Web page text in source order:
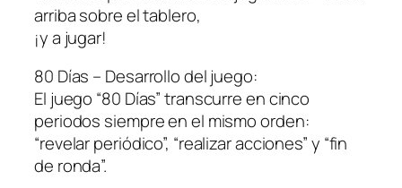
arriba sobre el tablero,
¡y a jugar!
80 Días – Desarrollo del juego:
El juego “80 Días” transcurre en cinco
periodos siempre en el mismo orden:
“revelar periódico”, “realizar acciones” y “fin
de ronda”.